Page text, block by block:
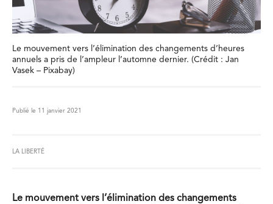
Le mouvement vers l’élimination des changements d’heures
annuels a pris de l’ampleur l’automne dernier. (Crédit : Jan
Vasek – Pixabay)
Publié le 11 janvier 2021
LA LIBERTÉ
Le mouvement vers l’élimination des changements